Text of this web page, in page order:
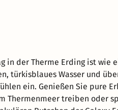
in der Therme Erding ist wie
türkisblaues Wasser und
ein. Genießen Sie pure
Thermenmeer treiben oder